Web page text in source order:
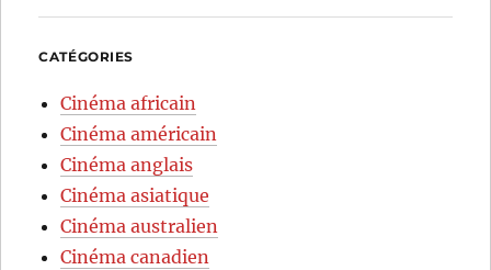
CATÉGORIES
Cinéma africain
Cinéma américain
Cinéma anglais
Cinéma asiatique
Cinéma australien
Cinéma canadien